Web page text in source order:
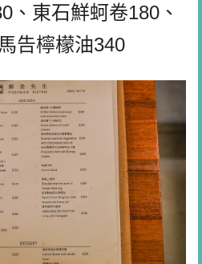
、東石鮮蚵卷180、
告檸檬油340